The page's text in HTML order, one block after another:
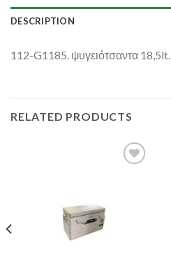
DESCRIPTION
112-G1185. ψυγειότσαντα 18,5lt.
RELATED PRODUCTS